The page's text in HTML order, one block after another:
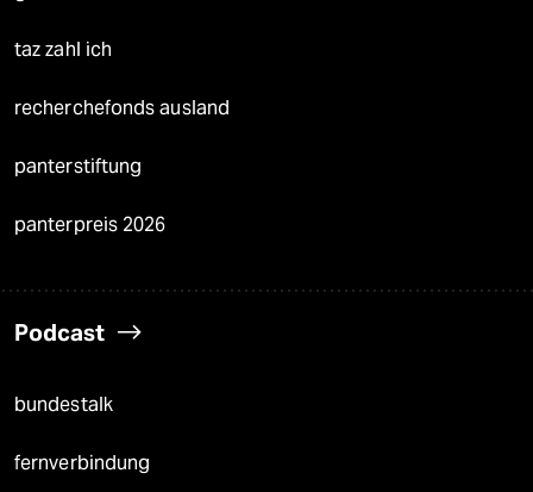
taz zahl ich
recherchefonds ausland
panterstiftung
panterpreis 2026
Podcast
bundestalk
fernverbindung